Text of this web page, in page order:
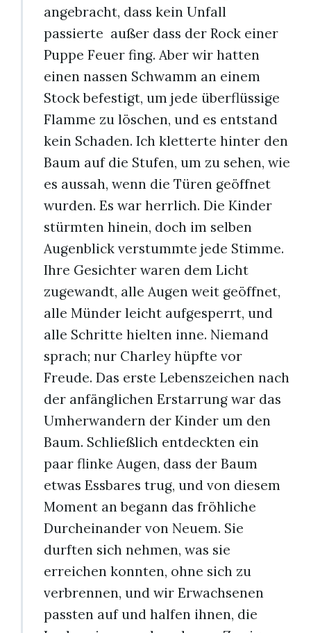
angebracht, dass kein Unfall
passierte außer dass der Rock einer
Puppe Feuer fing. Aber wir hatten
einen nassen Schwamm an einem
Stock befestigt, um jede überflüssige
Flamme zu löschen, und es entstand
kein Schaden. Ich kletterte hinter den
Baum auf die Stufen, um zu sehen, wie
es aussah, wenn die Türen geöffnet
wurden. Es war herrlich. Die Kinder
stürmten hinein, doch im selben
Augenblick verstummte jede Stimme.
Ihre Gesichter waren dem Licht
zugewandt, alle Augen weit geöffnet,
alle Münder leicht aufgesperrt, und
alle Schritte hielten inne. Niemand
sprach; nur Charley hüpfte vor
Freude. Das erste Lebenszeichen nach
der anfänglichen Erstarrung war das
Umherwandern der Kinder um den
Baum. Schließlich entdeckten ein
paar flinke Augen, dass der Baum
etwas Essbares trug, und von diesem
Moment an begann das fröhliche
Durcheinander von Neuem. Sie
durften sich nehmen, was sie
erreichen konnten, ohne sich zu
verbrennen, und wir Erwachsenen
passten auf und halfen ihnen, die